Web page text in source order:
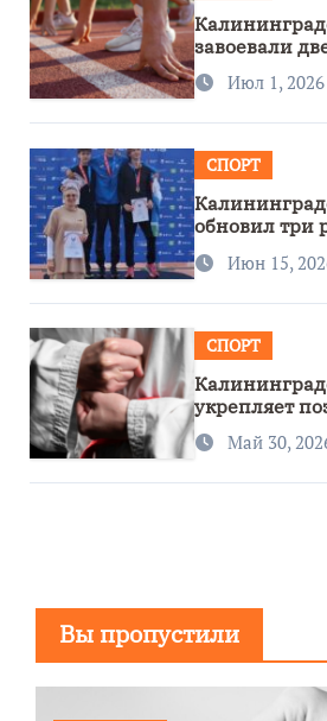
завоевали
первенстве
Июл 1, 2026
СПОРТ
обновил три
Июн 15,
СПОРТ
укрепляет
спортивного
Май 30,
Вы пропустили